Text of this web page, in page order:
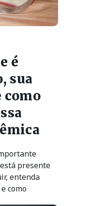
é
sua
presente
entenda
como